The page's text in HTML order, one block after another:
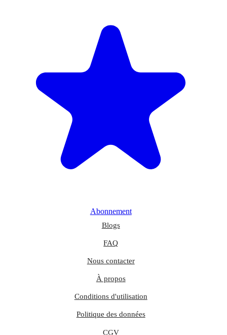
Abonnement
Blogs
FAQ
Nous contacter
À propos
Conditions d'utilisation
Politique des données
CGV